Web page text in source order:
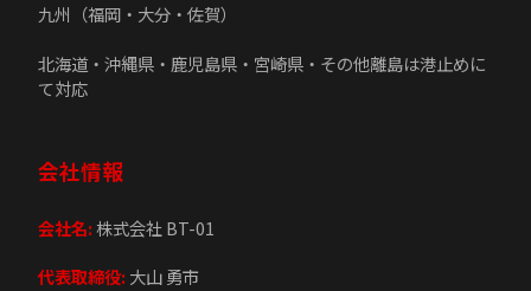
九州（福岡・大分・佐賀）
北海道・沖縄県・鹿児島県・宮崎県・その他離島は港止めに
て対応
会社情報
会社名:株式会社 BT-01
代表取締役:大山 勇市